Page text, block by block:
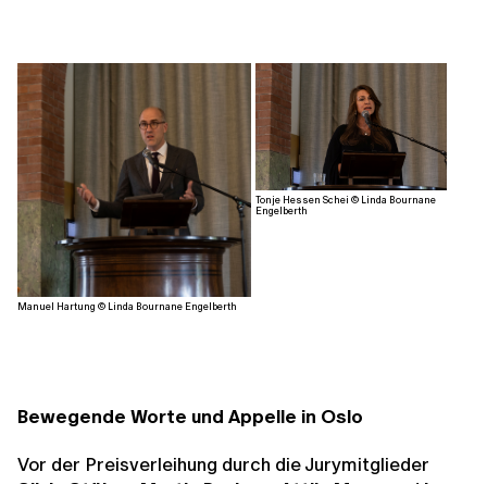
Manuel Hartung © Linda Bournane Engelberth
Tonje Hessen Schei © Linda Bournane
Engelberth
Bewegende Worte und Appelle in Oslo
Vor der Preisverleihung durch die Jurymitglieder